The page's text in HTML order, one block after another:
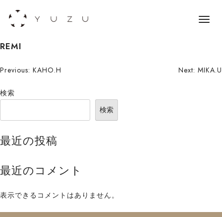
S
i
t
c
n
e
t
メ
REMI
投
稿
ゲ
ー
シ
ョ
Previous: KAHO.H Next: MIKA.U
検索
検索
最近の投稿
最近のコメント
表示できるコメントはありません。